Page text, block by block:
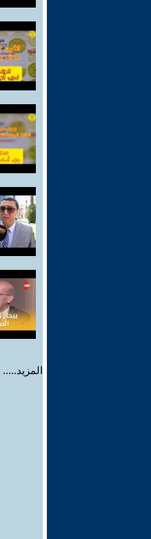
المزيد.....